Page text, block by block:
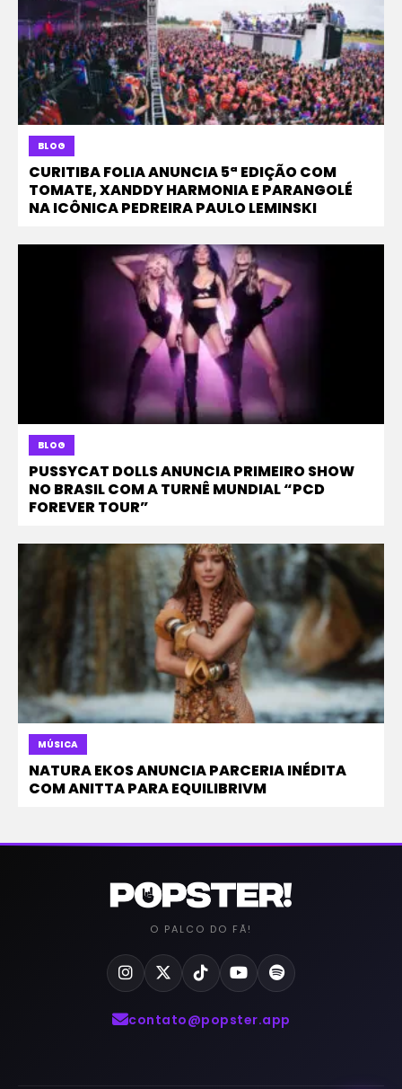
BLOG
CURITIBA FOLIA ANUNCIA 5ª EDIÇÃO COM
TOMATE, XANDDY HARMONIA E PARANGOLÉ
NA ICÔNICA PEDREIRA PAULO LEMINSKI
BLOG
PUSSYCAT DOLLS ANUNCIA PRIMEIRO SHOW
NO BRASIL COM A TURNÊ MUNDIAL “PCD
FOREVER TOUR”
MÚSICA
NATURA EKOS ANUNCIA PARCERIA INÉDITA
COM ANITTA PARA EQUILIBRIVM
O PALCO DO FÃ!
contato@popster.app